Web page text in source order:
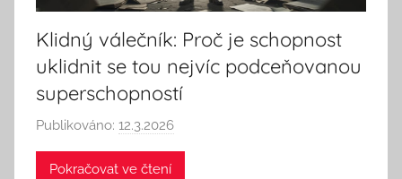
Klidný válečník: Proč je schopnost
uklidnit se tou nejvíc podceňovanou
superschopností
Publikováno: 12.3.2026
u
Pokračovat ve čtení